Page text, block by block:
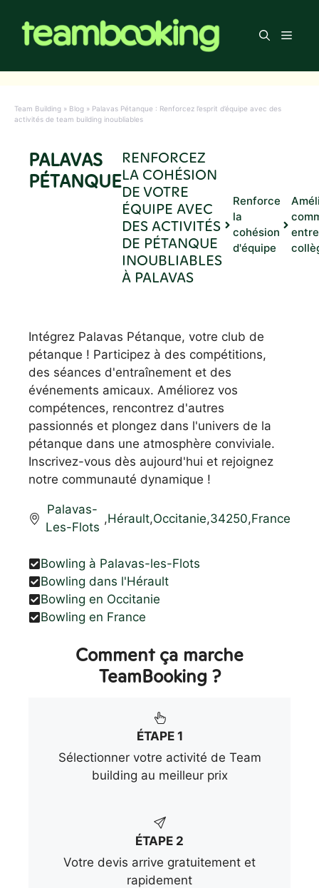
contenu
Menu
Team Building » Blog » Palavas Pétanque : Renforcez l’esprit d’équipe avec des
activités de team building inoubliables
PALAVAS
PÉTANQUE
RENFORCEZ
LA COHÉSION
DE VOTRE
ÉQUIPE AVEC
DES ACTIVITÉS
DE PÉTANQUE
INOUBLIABLES
À PALAVAS
Renforce
la
cohésion
d'équipe
entre
Intégrez Palavas Pétanque, votre club de
pétanque ! Participez à des compétitions,
des séances d'entraînement et des
événements amicaux. Améliorez vos
compétences, rencontrez d'autres
passionnés et plongez dans l'univers de la
pétanque dans une atmosphère conviviale.
Inscrivez-vous dès aujourd'hui et rejoignez
notre communauté dynamique !
Palavas-
Les-Flots
,Hérault,Occitanie,34250,France
Bowling à Palavas-les-Flots
Bowling dans l'Hérault
Bowling en Occitanie
Bowling en France
Comment ça marche
TeamBooking ?
ÉTAPE 1
Sélectionner votre activité de Team
building au meilleur prix
ÉTAPE 2
Votre devis arrive gratuitement et
rapidement